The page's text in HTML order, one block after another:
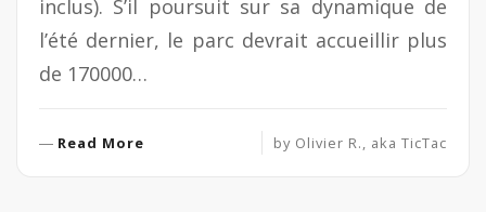
inclus). S’il poursuit sur sa dynamique de
l’été dernier, le parc devrait accueillir plus
de 170000…
Read More by Olivier R., aka TicTac